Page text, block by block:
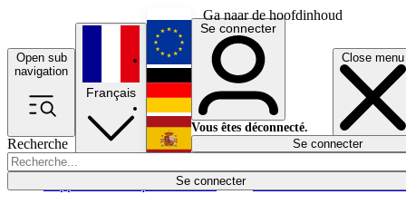
Ga naar de hoofdinhoud
Open sub
navigation
Close menu
Recherche
Se connecter
Économie
Français
English
Deutsch
Español
Se connecter
Vous êtes déconnecté.
Se connecter